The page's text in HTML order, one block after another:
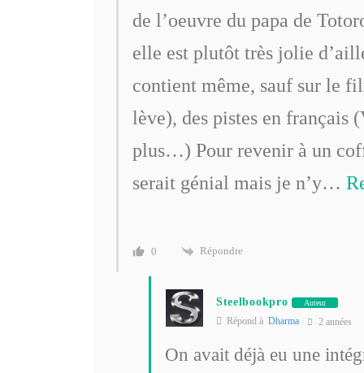
de l’oeuvre du papa de
elle est plutôt très jolie
contient même, sauf sur le
lève), des pistes en français
plus…) Pour revenir à un
serait génial mais je n’y…
0 Répondre
Steelbookpro Auteur
Répond à Dharma 2 années
On avait déjà eu une